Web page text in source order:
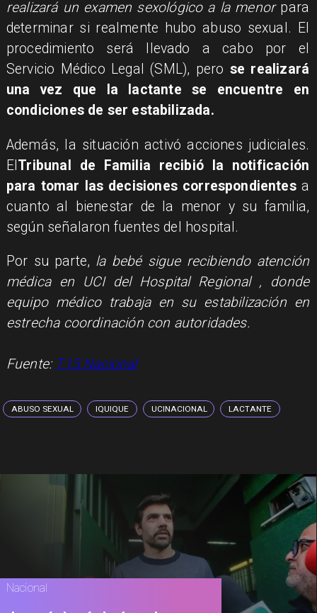
realizará un examen sexológico a la menor para
determinar si realmente hubo abuso sexual. El
procedimiento será llevado a cabo por el
Servicio Médico Legal (SML), pero se realizará
una vez que la lactante se encuentre en
condiciones de ser estabilizada.
Además, la situación activó acciones judiciales.
El Tribunal de Familia recibió la notificación
para tomar las decisiones correspondientes a
cuanto al bienestar de la menor y su familia,
según señalaron fuentes del hospital.
Por su parte, la bebé sigue recibiendo atención
médica en UCI del Hospital Regional , donde
equipo médico trabaja en su estabilización en
estrecha coordinación con autoridades.
Fuente: T13 Nacional
ABUSO SEXUAL IQUIQUE UCINACIONAL LACTANTE
Nacional